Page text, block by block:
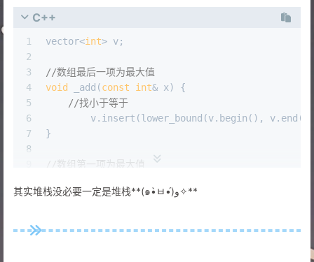
19
20
}
C++
1
2
3
4
5
6
7
8
11
13
vector<int> v;
//数组最后一项为最大值
void
_add(const int& x) {
//找小于等于
	v.
insert (lower_bound (v. begin (), v. end
}
//数组第一项为最大值
//找大于等于
其实堆栈没必要一定是堆栈**(๑•̀ㅂ•́)و✧**